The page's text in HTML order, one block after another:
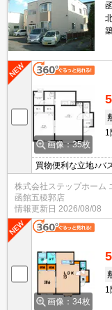
画像：35枚
1
買物便利な立地♪バ
月の光熱費を抑え
ンなど設備充実◎
株式会社ステップホーム
函館五稜郭店
情報更新日 2026/08/08
画像：34枚
1